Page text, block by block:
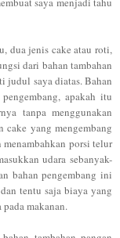
dua jenis cake atau roti,
dari bahan tambahan
judul saya diatas. Bahan
apakah itu
tanpa menggunakan
cake yang mengembang
menambahkan porsi telur
udara sebanyak-
bahan pengembang ini
tentu saja biaya yang
makanan.